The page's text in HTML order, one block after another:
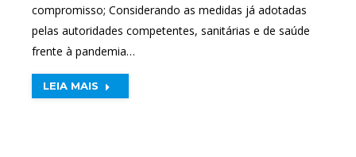
compromisso; Considerando as medidas já adotadas
pelas autoridades competentes, sanitárias e de saúde
frente à pandemia…
LEIA MAIS